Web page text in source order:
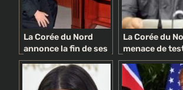
La Corée du Nord
annonce la fin de ses
essais nucléaires et
balistiques
La Corée du
menace de
bombe H dans
Pacifique